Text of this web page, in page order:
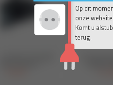
Op dit
onze
Komt u
terug.